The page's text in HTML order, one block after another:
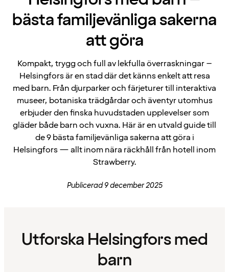
bästa familjevänliga sakerna
att göra
Kompakt, trygg och full av lekfulla överraskningar –
Helsingfors är en stad där det känns enkelt att resa
med barn. Från djurparker och färjeturer till interaktiva
museer, botaniska trädgårdar och äventyr utomhus
erbjuder den finska huvudstaden upplevelser som
gläder både barn och vuxna. Här är en utvald guide till
de 9 bästa familjevänliga sakerna att göra i
Helsingfors — allt inom nära räckhåll från hotell inom
Strawberry.
Publicerad 9 december 2025
Utforska Helsingfors med
barn